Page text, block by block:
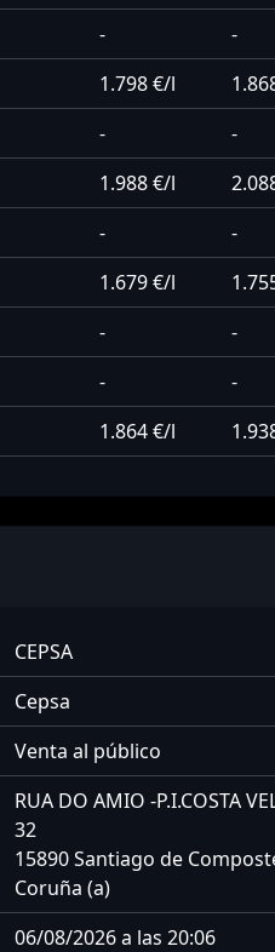
- -
1.798 €/l
- -
1.988 €/l
- -
1.679 €/l
- -
- -
1.864 €/l
CEPSA
Cepsa
Venta al público
RUA DO AMIO -P.I.COSTA
32
15890 Santiago de
Coruña (a)
06/08/2026 a las 20:06